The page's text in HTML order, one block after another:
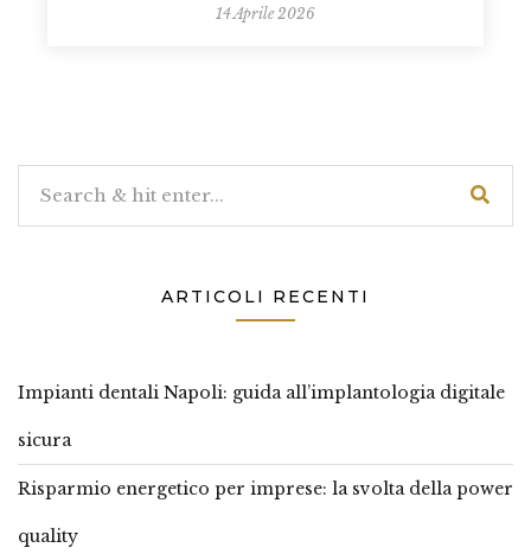
14 Aprile 2026
ARTICOLI RECENTI
Impianti dentali Napoli: guida all’implantologia digitale
sicura
Risparmio energetico per imprese: la svolta della power
quality